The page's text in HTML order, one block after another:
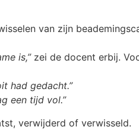
van zijn
is,”zei de docent erbij.
had gedacht.”
een tijd vol.”
verwijderd of verwisseld.